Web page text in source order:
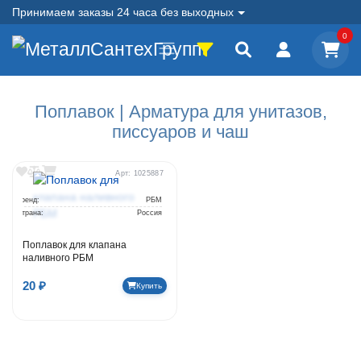
Принимаем заказы 24 часа без выходных
0
Поплавок | Арматура для унитазов,
писсуаров и чаш
Арт: 1025887
Бренд:
РБМ
Страна:
Россия
Поплавок для клапана
наливного РБМ
20 ₽ Купить